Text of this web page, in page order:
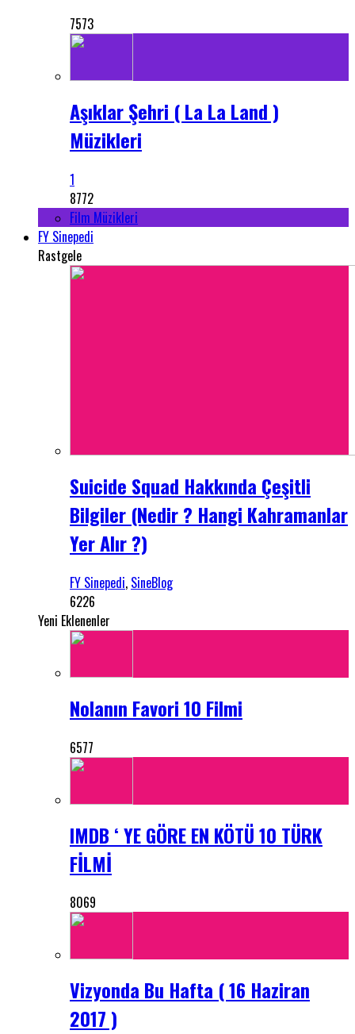
7573
Aşıklar Şehri ( La La Land )
Müzikleri
1
8772
Film Müzikleri
FY Sinepedi
Rastgele
Suicide Squad Hakkında Çeşitli
Bilgiler (Nedir ? Hangi Kahramanlar
Yer Alır ?)
FY Sinepedi, SineBlog
6226
Yeni Eklenenler
Nolanın Favori 10 Filmi
6577
IMDB ‘ YE GÖRE EN KÖTÜ 10 TÜRK
FİLMİ
8069
Vizyonda Bu Hafta ( 16 Haziran
2017 )